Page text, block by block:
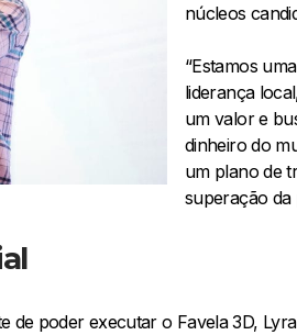
núcleos
“Estamos
liderança
um valor e
dinheiro do
um plano de
superação da
de poder executar o Favela 3D,